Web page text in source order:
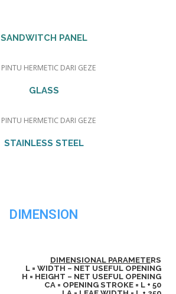
SANDWITCH PANEL
GLASS
STAINLESS STEEL
DIMENSION
DIMENSIONAL PARAMETERS
L = WIDTH – NET USEFUL OPENING
H = HEIGHT – NET USEFUL OPENING
CA = OPENING STROKE = L + 50